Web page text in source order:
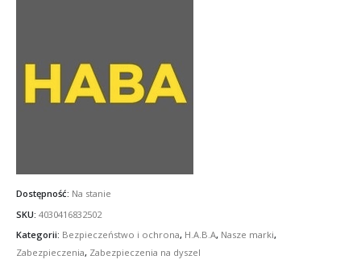
Dostępność: Na stanie
SKU: 4030416832502
Kategorii: Bezpieczeństwo i ochrona, H.A.B.A, Nasze marki,
Zabezpieczenia, Zabezpieczenia na dyszel